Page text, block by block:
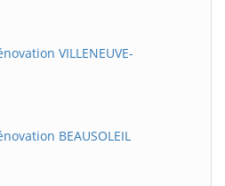
VILLENEUVE-
BEAUSOLEIL